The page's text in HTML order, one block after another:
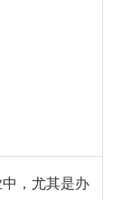
，尤其是办